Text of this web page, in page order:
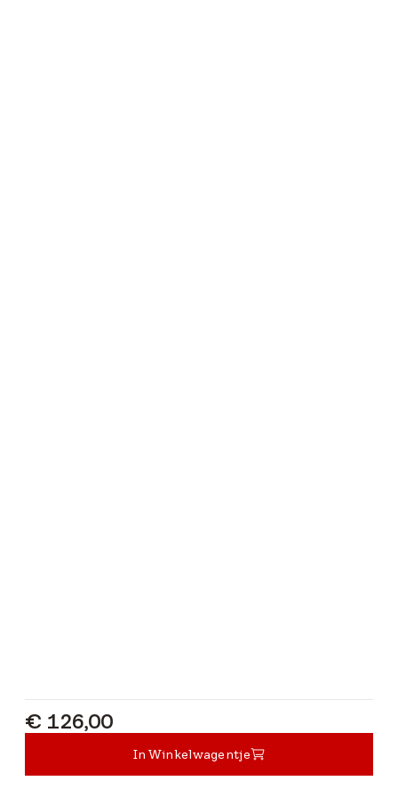
€ 126,00
€ 126,00
In Winkelwagentje